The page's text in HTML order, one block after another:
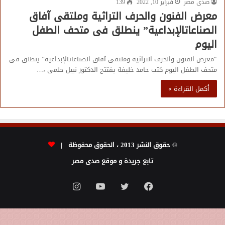
معرض الفنون والحرف التراثية وملتقى آفاق
الصناعاتالإبداعية” ينطلق فى متحف الطفل
اليوم
“معرض الفنون والحرف التراثية وملتقى آفاق الصناعاتالإبداعية” ينطلق فى
متحف الطفل اليوم كتب حامد خليفة يفتتح الدكتور نبيل حلمى ،…
أكمل القراءة »
© حقوق النشر 2013 ، الحقوق محفوظة |
تابع جريدة و موقع صدى مصر
فيسبوك تويتر يوتيوبانستقرام